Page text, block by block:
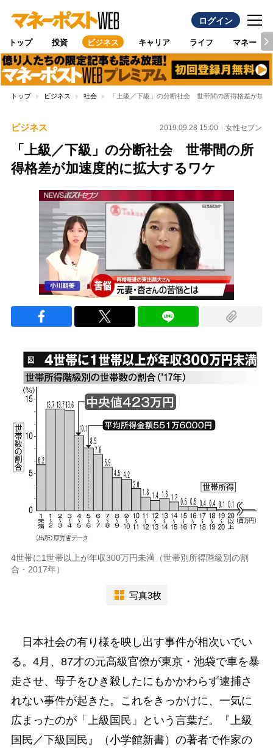
ログイン
トップ 投資 ビジネス キャリア ライフ マネー
トップ ビジネス 社会 「上級／下級」の分断社会 世帯間の所得格差が加速
ビジネス 2019.09.28 15:00 女性セブン
「上級／下級」の分断社会 世帯間の所
得格差が加速度的に拡大するワケ
4世帯に1世帯以上が年収300万円未満（世帯別所得階級別の割
合・2017年）
写真3枚
日本社会の有り様を映し出す事件が相次いでい
る。4月、87才の元高級官僚が東京・池袋で車を暴
走させ、母子をひき殺したにもかかわらず逮捕さ
れない事件が起きた。これをきっかけに、一気に
広まったのが「上級国民」という言葉だ。『上級
国民／下級国民』（小学館新書）の著者で作家の